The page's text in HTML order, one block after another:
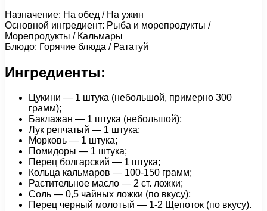
Назначение: На обед / На ужин
Основной ингредиент: Рыба и морепродукты /
Морепродукты / Кальмары
Блюдо: Горячие блюда / Рататуй
Ингредиенты:
Цукини — 1 штука (небольшой, примерно 300
грамм);
Баклажан — 1 штука (небольшой);
Лук репчатый — 1 штука;
Морковь — 1 штука;
Помидоры — 1 штука;
Перец болгарский — 1 штука;
Кольца кальмаров — 100-150 грамм;
Растительное масло — 2 ст. ложки;
Соль — 0,5 чайных ложки (по вкусу);
Перец черный молотый — 1-2 Щепоток (по вкусу).